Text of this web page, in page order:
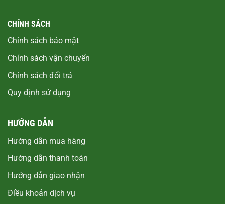
CHÍNH SÁCH
Chính sách bảo mật
Chính sách vận chuyển
Chính sách đổi trả
Quy định sử dụng
HƯỚNG DẪN
Hướng dẫn mua hàng
Hướng dẫn thanh toán
Hướng dẫn giao nhận
Điều khoản dịch vụ